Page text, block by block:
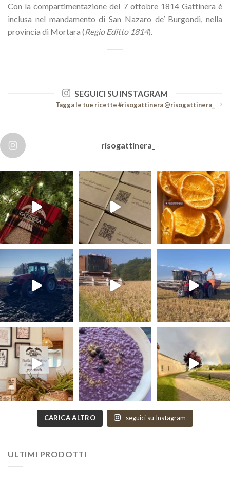
Con la compartimentazione del 7 ottobre 1814 Gattinera è
inclusa nel mandamento di San Nazaro de’ Burgondi, nella
provincia di Mortara (Regio Editto 1814).
SEGUICI SU INSTAGRAM
Tagga le tue ricette #risogattinera @risogattinera_
risogattinera_
CARICA ALTRO seguici su Instagram
ULTIMI PRODOTTI